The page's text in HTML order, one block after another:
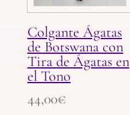
Colgante Ágatas
de Botswana con
Tira de Ágatas en
el Tono
44,00€